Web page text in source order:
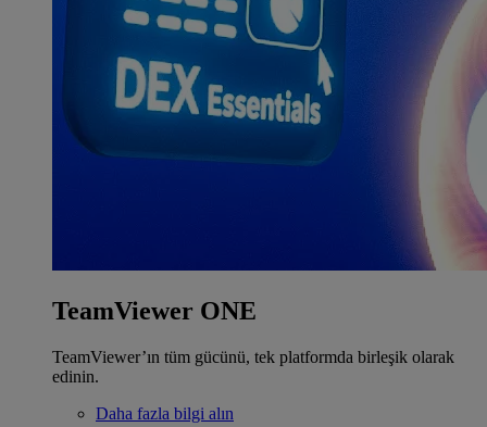
TeamViewer ONE
TeamViewer’ın tüm gücünü, tek platformda birleşik olarak
edinin.
Daha fazla bilgi alın